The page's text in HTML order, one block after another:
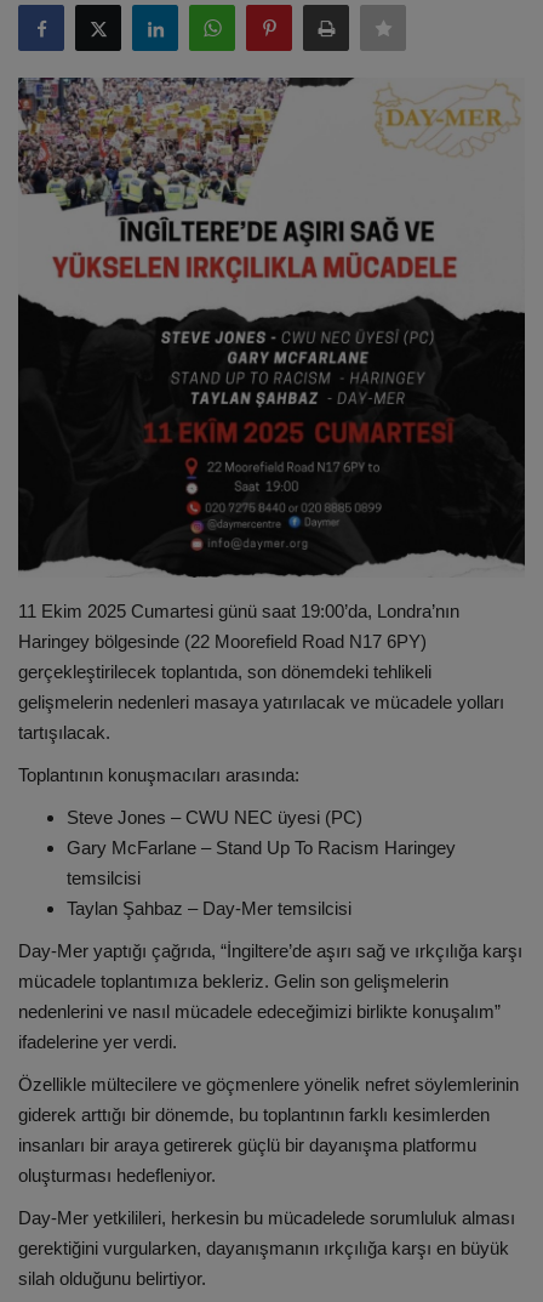
ULUSLARARASI
SAĞLIK VE YAŞAM TARZI
YEMEK
SEYAHAT
11 Ekim 2025 Cumartesi günü saat 19:00’da, Londra’nın
Haringey bölgesinde (22 Moorefield Road N17 6PY)
gerçekleştirilecek toplantıda, son dönemdeki tehlikeli
gelişmelerin nedenleri masaya yatırılacak ve mücadele yolları
tartışılacak.
Toplantının konuşmacıları arasında:
Steve Jones – CWU NEC üyesi (PC)
Gary McFarlane – Stand Up To Racism Haringey
temsilcisi
Taylan Şahbaz – Day-Mer temsilcisi
Day-Mer yaptığı çağrıda, “İngiltere’de aşırı sağ ve ırkçılığa karşı
mücadele toplantımıza bekleriz. Gelin son gelişmelerin
nedenlerini ve nasıl mücadele edeceğimizi birlikte konuşalım”
ifadelerine yer verdi.
Özellikle mültecilere ve göçmenlere yönelik nefret söylemlerinin
giderek arttığı bir dönemde, bu toplantının farklı kesimlerden
insanları bir araya getirerek güçlü bir dayanışma platformu
oluşturması hedefleniyor.
Day-Mer yetkilileri, herkesin bu mücadelede sorumluluk alması
gerektiğini vurgularken, dayanışmanın ırkçılığa karşı en büyük
silah olduğunu belirtiyor.